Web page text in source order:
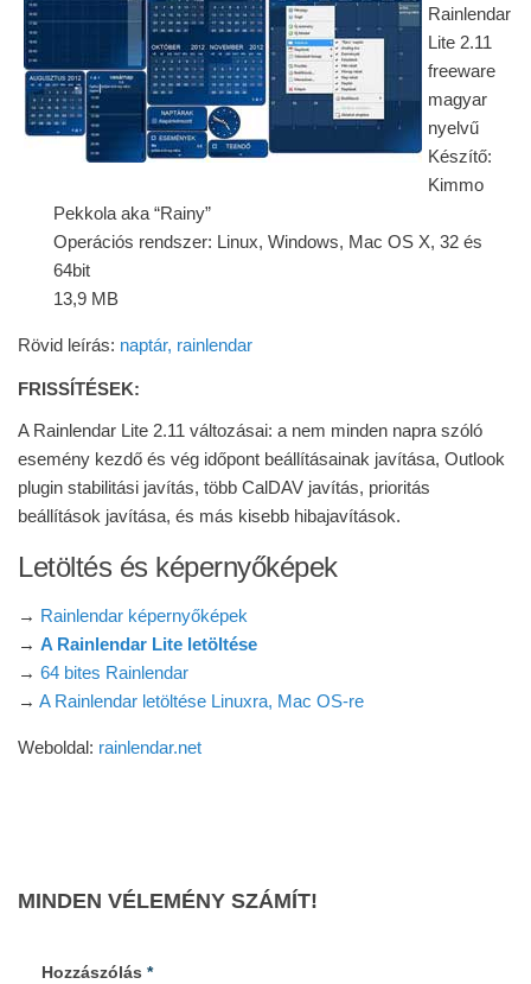
Rainlendar
Lite 2.11
freeware
magyar
nyelvű
Készítő:
Kimmo
Pekkola aka “Rainy”
Operációs rendszer: Linux, Windows, Mac OS X, 32 és
64bit
13,9 MB
Rövid leírás: naptár, rainlendar
FRISSÍTÉSEK:
A Rainlendar Lite 2.11 változásai: a nem minden napra szóló
esemény kezdő és vég időpont beállításainak javítása, Outlook
plugin stabilitási javítás, több CalDAV javítás, prioritás
beállítások javítása, és más kisebb hibajavítások.
Letöltés és képernyőképek
→ Rainlendar képernyőképek
→ A Rainlendar Lite letöltése
→ 64 bites Rainlendar
→ A Rainlendar letöltése Linuxra, Mac OS-re
Weboldal: rainlendar.net
MINDEN VÉLEMÉNY SZÁMÍT!
Hozzászólás *